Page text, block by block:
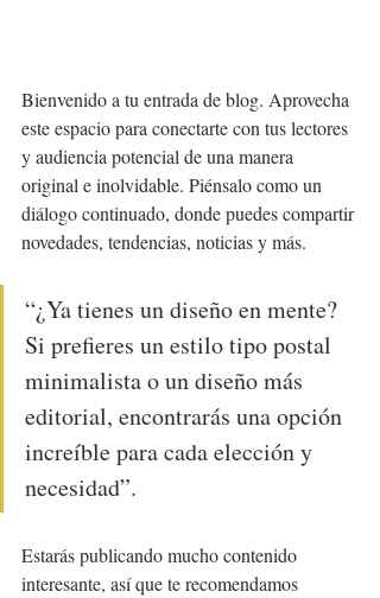
Bienvenido a tu entrada de blog. Aprovecha
este espacio para conectarte con tus lectores
y audiencia potencial de una manera
original e inolvidable. Piénsalo como un
diálogo continuado, donde puedes compartir
novedades, tendencias, noticias y más.
“¿Ya tienes un diseño en mente?
Si prefieres un estilo tipo postal
minimalista o un diseño más
editorial, encontrarás una opción
increíble para cada elección y
necesidad”.
Estarás publicando mucho contenido
interesante, así que te recomendamos